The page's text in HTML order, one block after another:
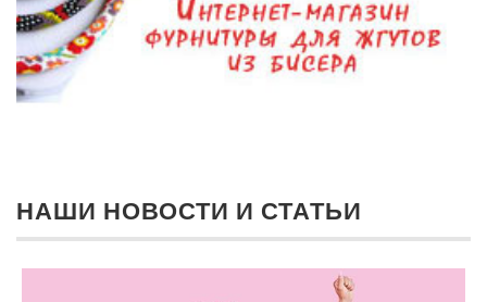
НАШИ НОВОСТИ И СТАТЬИ